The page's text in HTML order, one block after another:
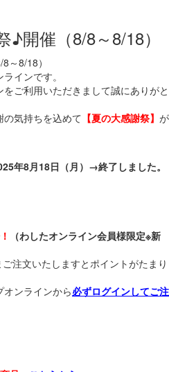
開催（8/8～8/18）
インです。
ご利用いただきまして誠にありがと
気持ちを込めて 【夏の大感謝祭】 が
年8月18日（月）→終了しました。
（わしたオンライン会員様限定※新
注文いたしますとポイントがたまり
ンラインから必ずログインしてご注